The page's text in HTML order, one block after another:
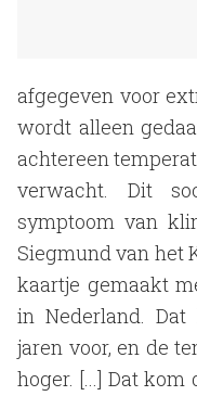
afgegeven voor
wordt alleen
achtereen
verwacht. Dit
symptoom van
Siegmund van het
kaartje gemaakt
in Nederland.
jaren voor, en de
hoger. [...] Dat